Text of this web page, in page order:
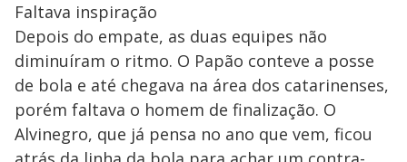
Faltava inspiração
Depois do empate, as duas equipes não
diminuíram o ritmo. O Papão conteve a posse
de bola e até chegava na área dos catarinenses,
porém faltava o homem de finalização. O
Alvinegro, que já pensa no ano que vem, ficou